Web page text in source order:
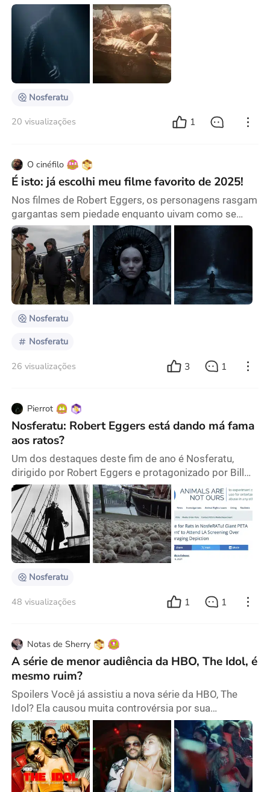
da noite, imortais e eternamente jovens, à espreita em
castelos góticos ou em clubes clandestinos
enfumaçados, recitando poesias enquanto passam
por uma crise existencial. O tipo de vampiros que nos
faz pensar, só por um segundo, que talvez valha a
pena abandonar a luz do sol e o alho. Então, assisti
Nosferatu
20 visualizações 1
O cinéfilo
É isto: já escolhi meu filme favorito de 2025!
Nos filmes de Robert Eggers, os personagens rasgam
gargantas sem piedade enquanto uivam como se
fossem lobos chamando os deuses; eles peidam sem
a menor vergonha e ainda riem disso; se sentem
sexualmente atraídos por uma cabra preta que lhes
promete uma vida mais “deliciosa”; e até mesmo
fazem sexo com um vampiro super grotesco para
salvar o mundo. Sim, tudo isso e muito mais é o que
propõe esse d
Nosferatu
Nosferatu
26 visualizações 3 1
Pierrot
Nosferatu: Robert Eggers está dando má fama
aos ratos?
Um dos destaques deste fim de ano é Nosferatu,
dirigido por Robert Eggers e protagonizado por Bill
Skarsgård, Lily-Rose Depp, Nicholas Hoult, Aaron
Taylor-Johnson e Willem Dafoe. O filme é uma nova
versão do clássico homônimo do diretor alemão F.W.
Murnau. Em essência, é outra adaptação da história
do Drácula. Inevitavelmente, o filme mostra um surto
de peste bubônica depois que o conde vampiro de
Nosferatu
48 visualizações 1 1
Notas de Sherry
A série de menor audiência da HBO, The Idol, é
mesmo ruim?
Spoilers Você já assistiu a nova série da HBO, The
Idol? Ela causou muita controvérsia por sua
representação explícita de Jocelyn, a estrela pop
interpretada por Lily-Rose Depp, em seu
relacionamento complicado com Tedros, o dono de
uma boate e líder de um culto interpretado por The
Weeknd. Segundo muitas reviews, esta deve ser a pior